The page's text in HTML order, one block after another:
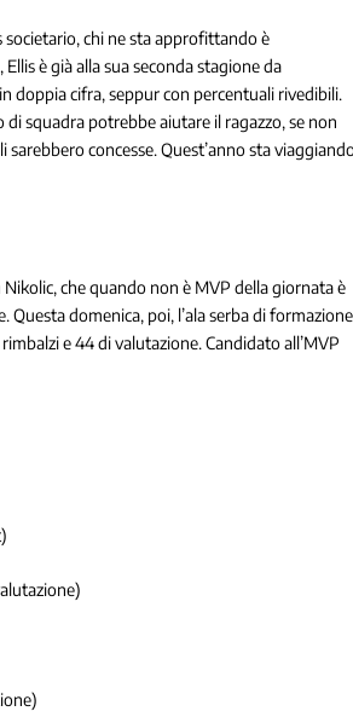
societario, chi ne sta approfittando è
è già alla sua seconda stagione da
doppia cifra, seppur con percentuali rivedibili.
squadra potrebbe aiutare il ragazzo, se non
concesse. Quest’anno sta
che quando non è MVP della giornata è
domenica, poi, l’ala serba di formazione
e 44 di valutazione. Candidato all’MVP